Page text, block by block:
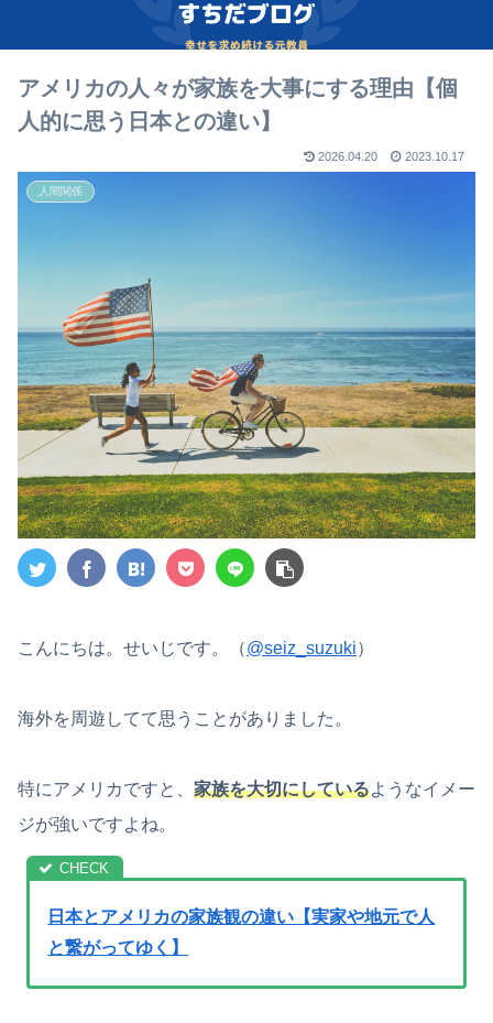
アメリカの人々が家族を大事にする理由【個
人的に思う日本との違い】
2026.04.20 2023.10.17
人間関係
こんにちは。せいじです。（@seiz_suzuki）
海外を周遊してて思うことがありました。
特にアメリカですと、 家族を大切にしているようなイメー
ジが強いですよね。
日本とアメリカの家族観の違い【実家や地元で人
と繋がってゆく】